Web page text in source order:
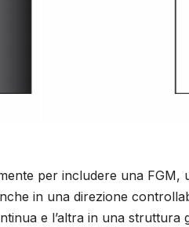
per includere una FGM,
in una direzione
e l’altra in una struttura